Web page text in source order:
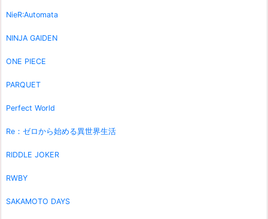
NieR:Automata
NINJA GAIDEN
ONE PIECE
PARQUET
Perfect World
Re：ゼロから始める異世界生活
RIDDLE JOKER
RWBY
SAKAMOTO DAYS